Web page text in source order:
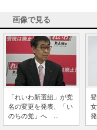
画像で見る
「れいわ新選組」が党
名の変更を発表、「い
のちの党」へ ...